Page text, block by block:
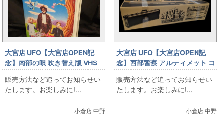
大宮店 UFO【大宮店OPEN記
念】南部の唄 吹き替え版 VHS
販売方法など追ってお知らせい
たします。お楽しみに!...
小倉店 中野
大宮店 UFO【大宮店OPEN記
念】西部警察 アルティメット コ
レクターズエディション コンプ
リート ブルーレイBOX
販売方法など追ってお知らせい
たします。お楽しみに!...
小倉店 中野